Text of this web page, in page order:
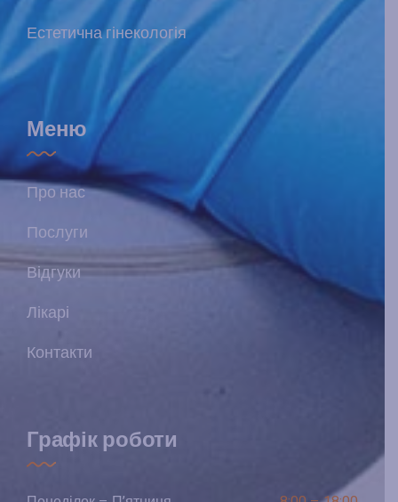
Естетична гінекологія
Меню
Про нас
Послуги
Відгуки
Лікарі
Контакти
Графік роботи